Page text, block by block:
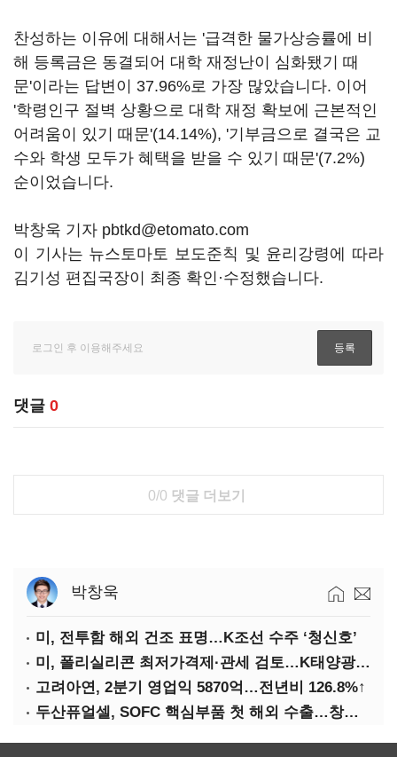
찬성하는 이유에 대해서는 '급격한 물가상승률에 비
해 등록금은 동결되어 대학 재정난이 심화됐기 때
문'이라는 답변이 37.96%로 가장 많았습니다. 이어
'학령인구 절벽 상황으로 대학 재정 확보에 근본적인
어려움이 있기 때문'(14.14%), '기부금으로 결국은 교
수와 학생 모두가 혜택을 받을 수 있기 때문'(7.2%)
순이었습니다.
박창욱 기자 pbtkd@etomato.com
이 기사는 뉴스토마토 보도준칙 및 윤리강령에 따라
김기성 편집국장이 최종 확인·수정했습니다.
댓글 0
0/0 댓글 더보기
박창욱
미, 전투함 해외 건조 표명…K조선 수주 ‘청신호’
미, 폴리실리콘 최저가격제·관세 검토…K태양광 입지 확대 기대
고려아연, 2분기 영업익 5870억…전년비 126.8%↑
두산퓨얼셀, SOFC 핵심부품 첫 해외 수출…창사 이래 최대 규모